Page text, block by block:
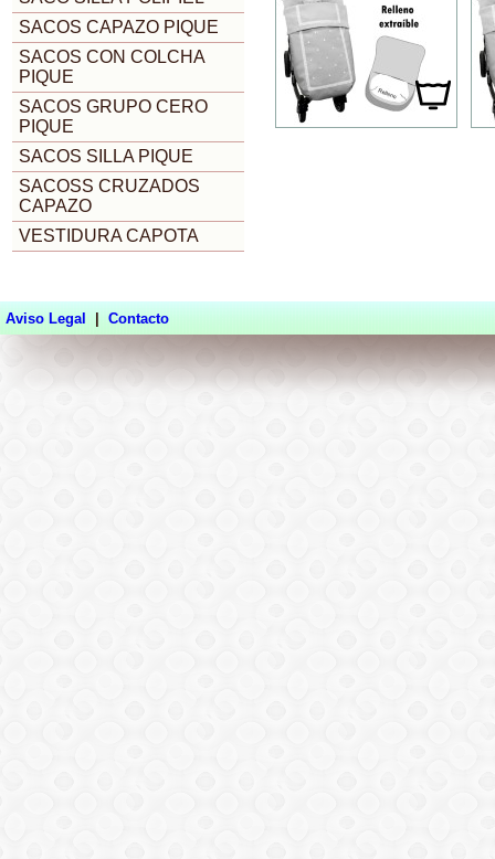
SACOS CAPAZO PIQUE
SACOS CON COLCHA
PIQUE
SACOS GRUPO CERO
PIQUE
SACOS SILLA PIQUE
SACOSS CRUZADOS
CAPAZO
VESTIDURA CAPOTA
Aviso Legal Contacto